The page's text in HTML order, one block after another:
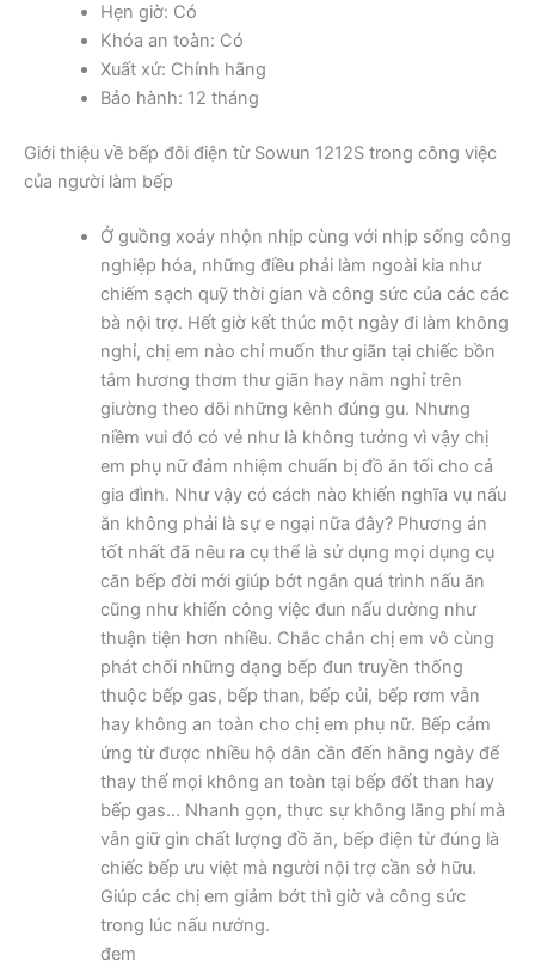
Hẹn giờ: Có
Khóa an toàn: Có
Xuất xứ: Chính hãng
Bảo hành: 12 tháng
Giới thiệu về bếp đôi điện từ Sowun 1212S trong công việc
của người làm bếp
Ở guồng xoáy nhộn nhịp cùng với nhịp sống công
nghiệp hóa, những điều phải làm ngoài kia như
chiếm sạch quỹ thời gian và công sức của các các
bà nội trợ. Hết giờ kết thúc một ngày đi làm không
nghỉ, chị em nào chỉ muốn thư giãn tại chiếc bồn
tắm hương thơm thư giãn hay nằm nghỉ trên
giường theo dõi những kênh đúng gu. Nhưng
niềm vui đó có vẻ như là không tưởng vì vậy chị
em phụ nữ đảm nhiệm chuẩn bị đồ ăn tối cho cả
gia đình. Như vậy có cách nào khiến nghĩa vụ nấu
ăn không phải là sự e ngại nữa đây? Phương án
tốt nhất đã nêu ra cụ thể là sử dụng mọi dụng cụ
căn bếp đời mới giúp bớt ngắn quá trình nấu ăn
cũng như khiến công việc đun nấu dường như
thuận tiện hơn nhiều. Chắc chắn chị em vô cùng
phát chối những dạng bếp đun truyền thống
thuộc bếp gas, bếp than, bếp củi, bếp rơm vẫn
hay không an toàn cho chị em phụ nữ. Bếp cảm
ứng từ được nhiều hộ dân cần đến hằng ngày để
thay thế mọi không an toàn tại bếp đốt than hay
bếp gas… Nhanh gọn, thực sự không lãng phí mà
vẫn giữ gìn chất lượng đồ ăn, bếp điện từ đúng là
chiếc bếp ưu việt mà người nội trợ cần sở hữu.
Giúp các chị em giảm bớt thì giờ và công sức
trong lúc nấu nướng.
đem